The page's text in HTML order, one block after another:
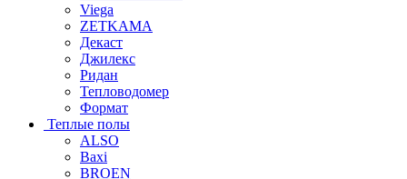
Viega
ZETKAMA
Декаст
Джилекс
Ридан
Тепловодомер
Формат
Теплые полы
ALSO
Baxi
BROEN